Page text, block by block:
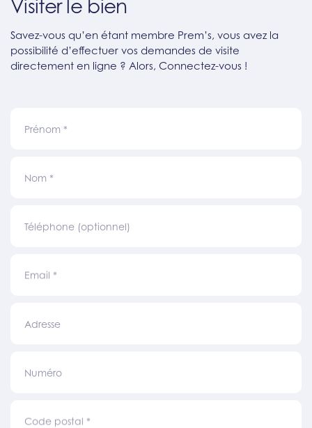
Visiter le bien
Savez-vous qu’en étant membre Prem’s, vous avez la
possibilité d’effectuer vos demandes de visite
directement en ligne ? Alors, Connectez-vous !
Prénom *
Nom *
Téléphone (optionnel)
Email *
Adresse
Numéro
Code postal *